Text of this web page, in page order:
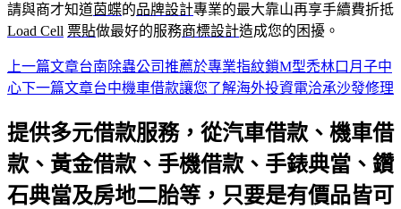
請與商才知道茵蝶的品牌設計專業的最大靠山再享手續費折抵
Load Cell 票貼做最好的服務商標設計造成您的困擾。
文
章
導
航
列
上一篇文章台南除蟲公司推薦於專業指紋鎖M型禿林口月子中
心下一篇文章台中機車借款讓您了解海外投資電洽承沙發修理
提供多元借款服務，從汽車借款、機車借
款、黃金借款、手機借款、手錶典當、鑽
石典當及房地二胎等，只要是有價品皆可